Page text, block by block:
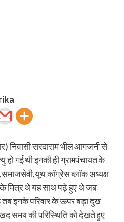
निवासी सरदाराम भील आगजनी से
हो गई थी इनकी ही ग्रामपंचायत के
कॉग्रेस ब्लॉक अध्यक्ष
मित्र थे यह साथ पढे़ हुए थे जब
तब इनके परिवार के ऊपर बड़ा दुख
समय की परिस्थिति को देखते हुए